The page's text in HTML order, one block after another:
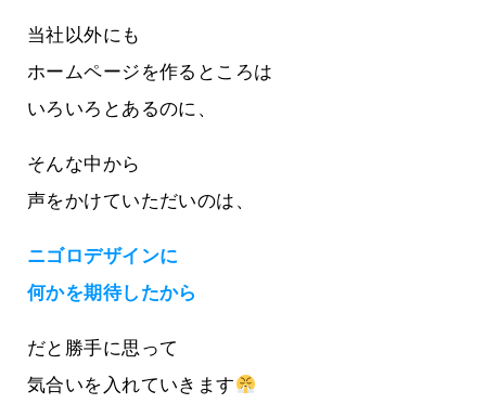
当社以外にも
ホームページを作るところは
いろいろとあるのに、
そんな中から
声をかけていただいのは、
ニゴロデザインに
何かを期待したから
だと勝手に思って
気合いを入れていきます